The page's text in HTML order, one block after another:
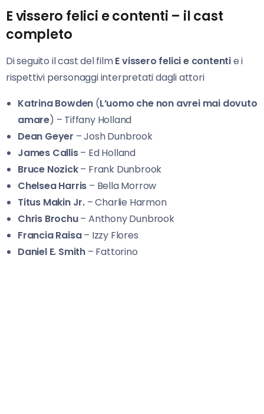
E vissero felici e contenti – il cast
completo
Di seguito il cast del filmE vissero felicie contentie i
rispettivi personaggi interpretati dagli attori
Katrina Bowden (L’uomo che non avrei mai dovuto
amare) – Tiffany Holland
Dean Geyer – Josh Dunbrook
James Callis– Ed Holland
Bruce Nozick– Frank Dunbrook
Chelsea Harris – Bella Morrow
Titus Makin Jr. – Charlie Harmon
Chris Brochu– Anthony Dunbrook
Francia Raisa– Izzy Flores
Daniel E. Smith – Fattorino